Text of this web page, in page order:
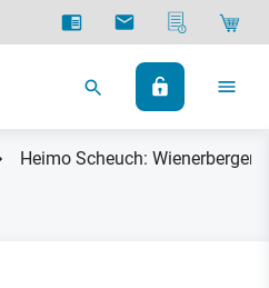
Heimo Scheuch: Wienerberger